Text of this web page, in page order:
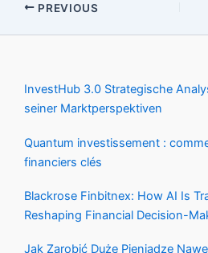
PREVIOUS
InvestHub 3.0 Strategische
seiner Marktperspektiven
Quantum investissement :
financiers clés
Blackrose Finbitnex: How AI Is
Reshaping Financial Decision-
Jak Zarobić Duże Pieniądze